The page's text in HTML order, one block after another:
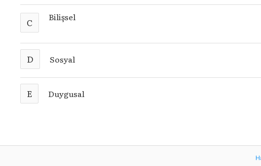
C Bilişsel
D Sosyal
E Duygusal